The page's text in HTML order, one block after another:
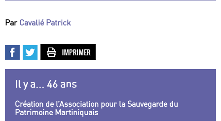
Par Cavalié Patrick
Il y a... 46 ans
Création de l’Association pour la Sauvegarde du
Patrimoine Martiniquais